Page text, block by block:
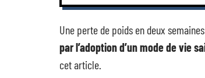
Une perte de poids en deux
par l’adoption d’un mode de vie
cet article.